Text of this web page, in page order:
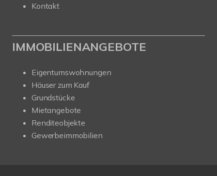
Kontakt
IMMOBILIENANGEBOTE
Eigentumswohnungen
Häuser zum Kauf
Grundstücke
Mietangebote
Renditeobjekte
Gewerbeimmobilien